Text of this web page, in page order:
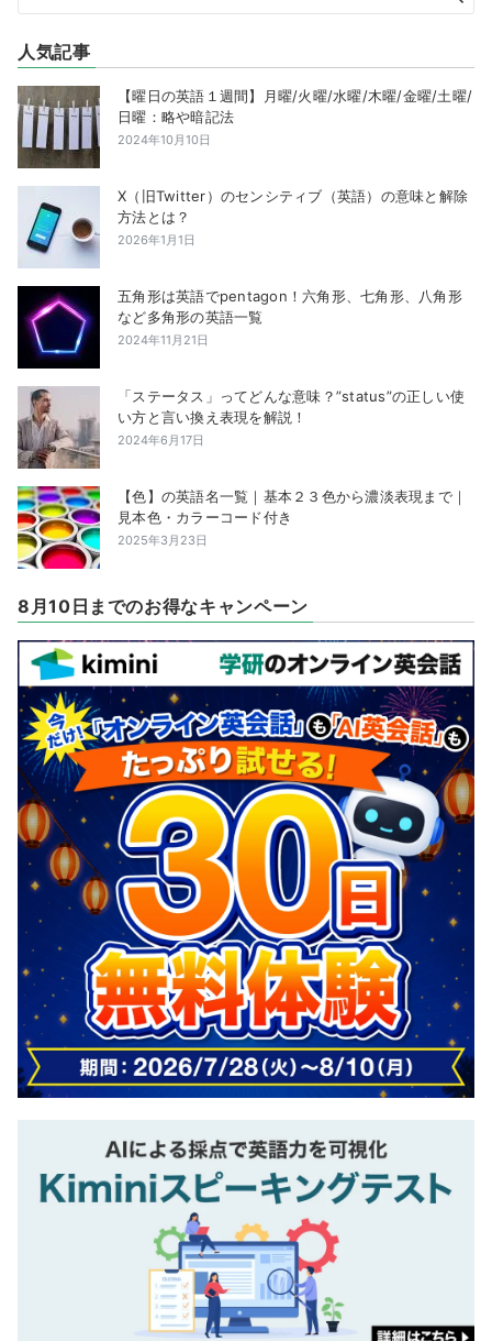
人気記事
【曜日の英語１週間】月曜/火曜/水曜/木曜/金曜/土曜/
日曜：略や暗記法
2024年10月10日
X（旧Twitter）のセンシティブ（英語）の意味と解除
方法とは？
2026年1月1日
五角形は英語でpentagon！六角形、七角形、八角形
など多角形の英語一覧
2024年11月21日
「ステータス」ってどんな意味？”status”の正しい使
い方と言い換え表現を解説！
2024年6月17日
【色】の英語名一覧｜基本２３色から濃淡表現まで｜
見本色・カラーコード付き
2025年3月23日
8月10日までのお得なキャンペーン